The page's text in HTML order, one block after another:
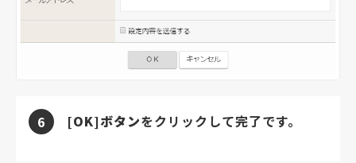
6 [OK]ボタンをクリックして完了です。